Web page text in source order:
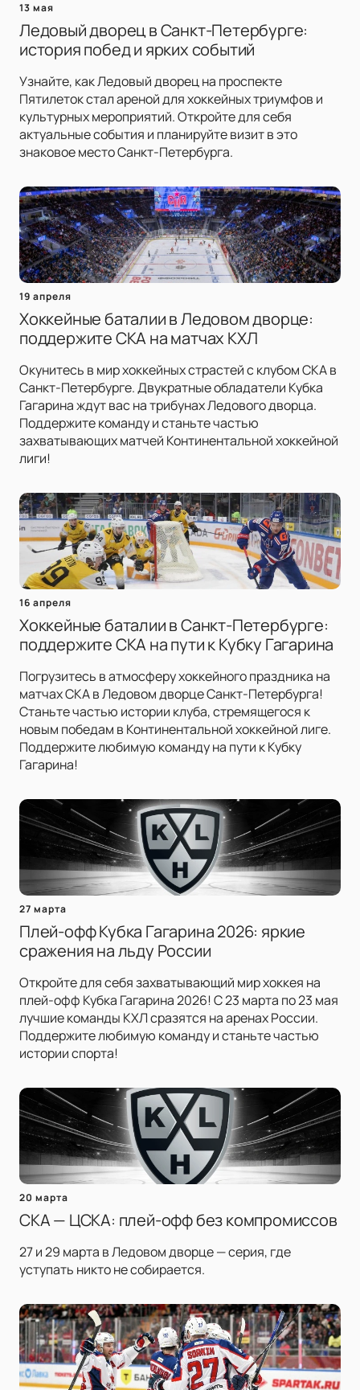
13 мая
Ледовый дворец в Санкт-Петербурге:
история побед и ярких событий
Узнайте, как Ледовый дворец на проспекте
Пятилеток стал ареной для хоккейных триумфов и
культурных мероприятий. Откройте для себя
актуальные события и планируйте визит в это
знаковое место Санкт-Петербурга.
19 апреля
Хоккейные баталии в Ледовом дворце:
поддержите СКА на матчах КХЛ
Окунитесь в мир хоккейных страстей с клубом СКА в
Санкт-Петербурге. Двукратные обладатели Кубка
Гагарина ждут вас на трибунах Ледового дворца.
Поддержите команду и станьте частью
захватывающих матчей Континентальной хоккейной
лиги!
16 апреля
Хоккейные баталии в Санкт-Петербурге:
поддержите СКА на пути к Кубку Гагарина
Погрузитесь в атмосферу хоккейного праздника на
матчах СКА в Ледовом дворце Санкт-Петербурга!
Станьте частью истории клуба, стремящегося к
новым победам в Континентальной хоккейной лиге.
Поддержите любимую команду на пути к Кубку
Гагарина!
27 марта
Плей-офф Кубка Гагарина 2026: яркие
сражения на льду России
Откройте для себя захватывающий мир хоккея на
плей-офф Кубка Гагарина 2026! С 23 марта по 23 мая
лучшие команды КХЛ сразятся на аренах России.
Поддержите любимую команду и станьте частью
истории спорта!
20 марта
СКА — ЦСКА: плей-офф без компромиссов
27 и 29 марта в Ледовом дворце — серия, где
уступать никто не собирается.